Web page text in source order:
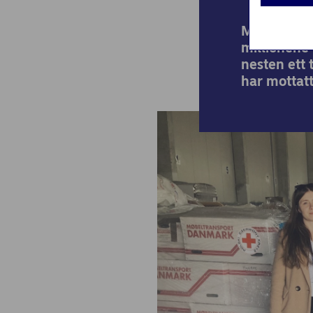
millionene
nesten ett
har